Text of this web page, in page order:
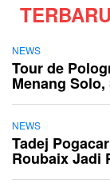
TERBARU
NEWS
Tour de
Menang
NEWS
Tadej
Roubaix Jadi